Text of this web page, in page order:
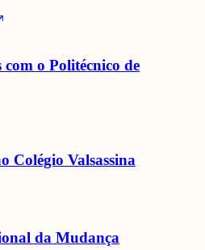
o Politécnico de
Colégio Valsassina
da Mudança